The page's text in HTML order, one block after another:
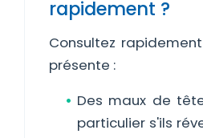
rapidement ?
Consultez
présente :
Des maux de
particulier s'ils